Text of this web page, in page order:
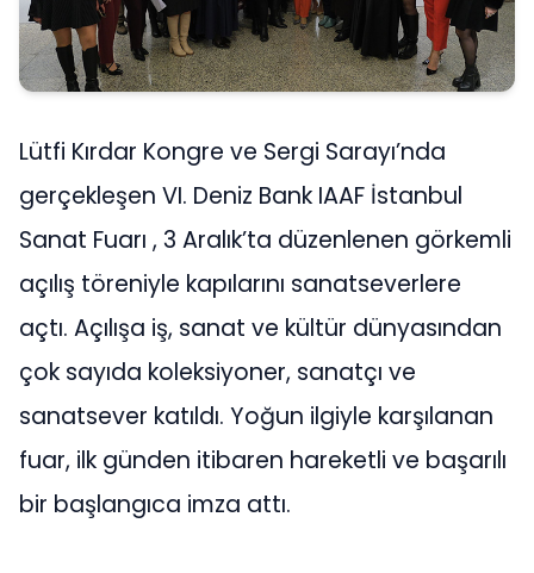
Lütfi Kırdar Kongre ve Sergi Sarayı’nda
gerçekleşen VI. Deniz Bank IAAF İstanbul
Sanat Fuarı , 3 Aralık’ta düzenlenen görkemli
açılış töreniyle kapılarını sanatseverlere
açtı. Açılışa iş, sanat ve kültür dünyasından
çok sayıda koleksiyoner, sanatçı ve
sanatsever katıldı. Yoğun ilgiyle karşılanan
fuar, ilk günden itibaren hareketli ve başarılı
bir başlangıca imza attı.